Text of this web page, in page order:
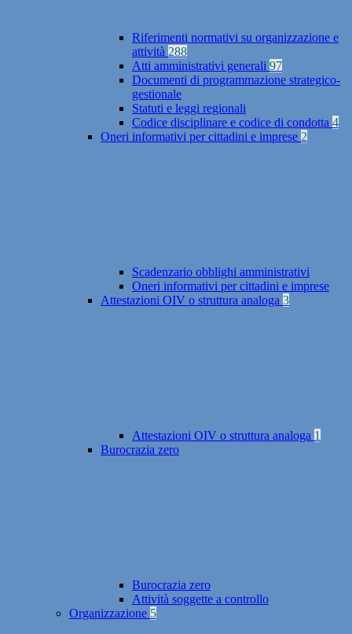
Riferimenti normativi su organizzazione e
attività 288
Atti amministrativi generali 97
Documenti di programmazione strategico-
gestionale
Statuti e leggi regionali
Codice disciplinare e codice di condotta 4
Oneri informativi per cittadini e imprese 2
Scadenzario obblighi amministrativi
Oneri informativi per cittadini e imprese
Attestazioni OIV o struttura analoga 3
Attestazioni OIV o struttura analoga 1
Burocrazia zero
Burocrazia zero
Attività soggette a controllo
Organizzazione 5